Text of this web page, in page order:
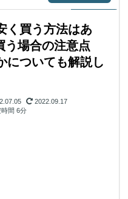
く買う方法はあ
う場合の注意点
についても解説し
2022.09.17
間 6分